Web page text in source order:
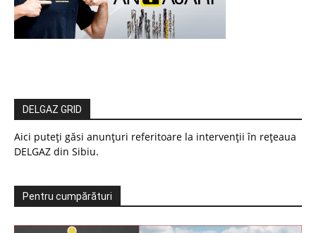
DELGAZ GRID
Aici puteți găsi anunțuri referitoare la intervenții în rețeaua
DELGAZ din Sibiu.
Pentru cumpărături